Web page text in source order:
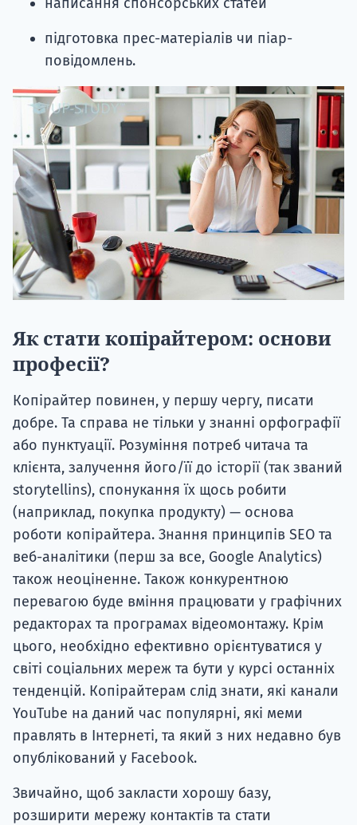
підготовка прес-матеріалів чи піар-
повідомлень.
Як стати копірайтером: основи
професії?
Копірайтер повинен, у першу чергу, писати
добре. Та справа не тільки у знанні орфографії
або пунктуації. Розуміння потреб читача та
клієнта, залучення його/її до історії (так званий
storytellins), спонукання їх щось робити
(наприклад, покупка продукту) — основа
роботи копірайтера. Знання принципів SEO та
веб-аналітики (перш за все, Google Analytics)
також неоціненне. Також конкурентною
перевагою буде вміння працювати у графічних
редакторах та програмах відеомонтажу. Крім
цього, необхідно ефективно орієнтуватися у
світі соціальних мереж та бути у курсі останніх
тенденцій. Копірайтерам слід знати, які канали
YouTube на даний час популярні, які меми
правлять в Інтернеті, та який з них недавно був
опублікований у Facebook.
Звичайно, щоб закласти хорошу базу,
розширити мережу контактів та стати